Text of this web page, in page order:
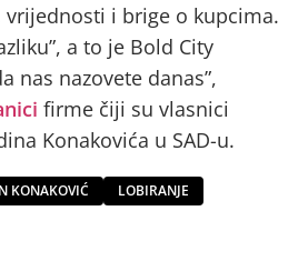
i brige o kupcima.
a to je Bold City
nas nazovete danas”,
firme čiji su vlasnici
Konakovića u SAD-u.
KONAKOVIĆ LOBIRANJE